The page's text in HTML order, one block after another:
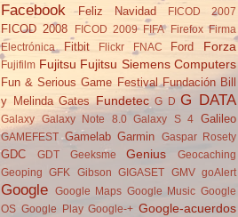
Facebook Feliz Navidad FICOD 2007
FICOD 2008 FICOD 2009 FIFA Firefox Firma
Electrónica
Fitbit Flickr FNAC Ford Forza
Fujifilm Fujitsu Fujitsu Siemens Computers
Fun & Serious Game Festival Fundación Bill
y Melinda Gates Fundetec G D G DATA
Galaxy Galaxy Note 8.0 Galaxy S 4 Galileo
GAMEFEST Gamelab Garmin Gaspar Rosety
GDC GDT Geeksme Genius
Geocaching
Geoping
GFK Gibson GIGASET GMV goAlert
Google Google Maps Google Music Google
OS Google Play Google-+ Google-acuerdos